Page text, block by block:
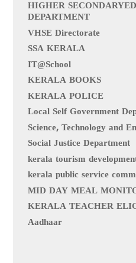
HIGHER
DEPARTMENT
VHSE Directorate
SSA KERALA
IT@School
KERALA BOOKS
KERALA POLICE
Local Self Government
Science, Technology and
Social Justice Department
kerala tourism
kerala public service
MID DAY MEAL
KERALA TEACHER
Aadhaar